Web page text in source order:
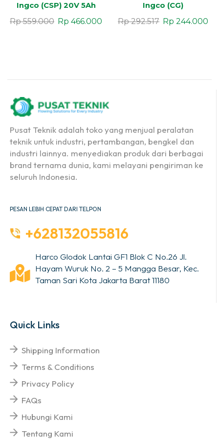
Ingco (CSP) 20V 5Ah
Rp559.000 Rp 466.000
Ingco (CG)
Rp292.517 Rp 244.000
Pusat Teknik adalah toko yang menjual peralatan
teknik untuk industri, pertambangan, bengkel dan
industri lainnya. menyediakan produk dari berbagai
brand ternama dunia, kami melayani pengiriman ke
seluruh Indonesia.
PESAN LEBIH CEPAT DARI TELPON
+628132055816
Harco Glodok Lantai GF1 Blok C No.26 Jl.
Hayam Wuruk No. 2 – 5 Mangga Besar, Kec.
Taman Sari Kota Jakarta Barat 11180
Quick Links
Shipping Information
Terms & Conditions
Privacy Policy
FAQs
Hubungi Kami
Tentang Kami